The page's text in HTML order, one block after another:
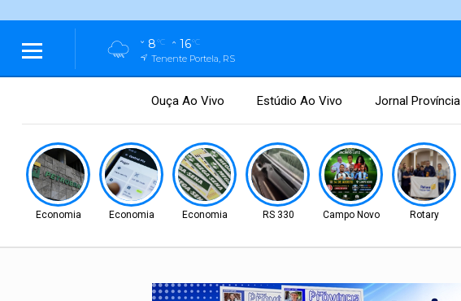
8°C 16°C
Tenente Portela, RS
Ouça Ao Vivo Estúdio Ao Vivo Jornal Província
Economia Economia Economia RS 330 Campo Novo Rotary